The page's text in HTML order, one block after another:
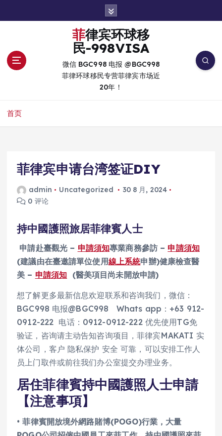
菲律宾环球移
民-998VISA
微信 BGC998 电报 @BGC998
菲律环球移民专营菲律宾市场近
20年！
首页
菲律宾申请台湾签证DIY
admin Uncategorized
30 8 月, 2024
0 评论
持中國護照旅居菲律賓人士
申請赴臺觀光 – 申請須知專業商務參訪 – 申請須知
(建議由在臺邀請單位使用線上系統申辦)健康檢查醫
美 – 申請須知 (醫美項目尚未開放申請)
想了解更多最新信息欢迎联系和咨询我们，微信：
BGC998 电报@BGC998 Whats app：+63 912-
0912-222 电话：0912-0912-222 优先使用TG免
验证，咨询请主动告知咨询项目，菲律宾MAKATI 实
体公司，客户 隐私保护 安全 可靠，可以安排工作人
员上门取件或前往我们办公室提交办理业务。
居住菲律賓持中國護照人士申請
【注意事項】
• 菲律賓開放境外網路賭博(POGO)行業，大量